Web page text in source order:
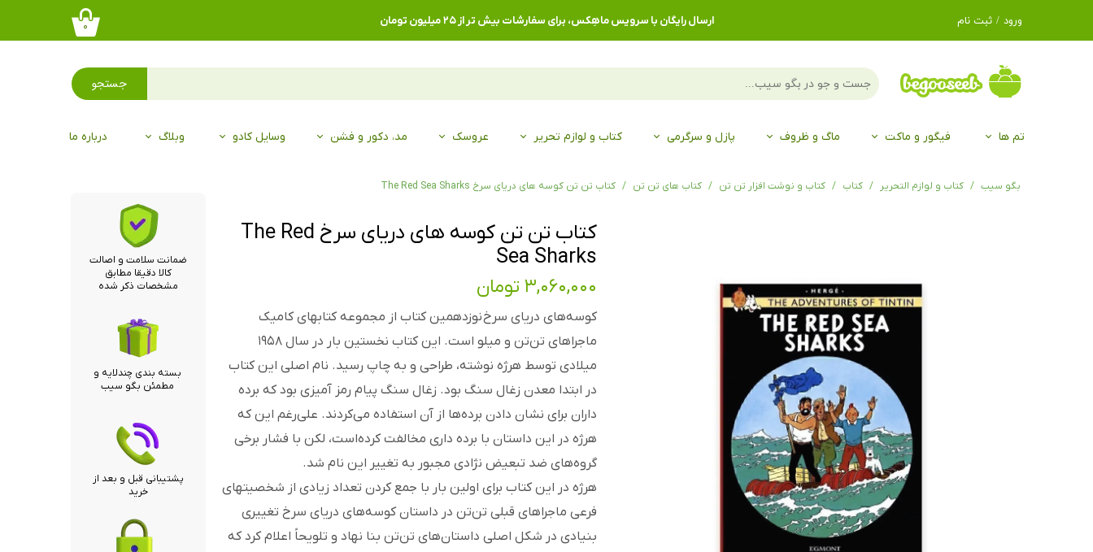
۰ ورود / ثبت نام
حساب کاربری من
تغییر گذر واژه
خروج از حساب
ارسال رایگان با سرویس ماهِکس، برای سفارشات بیش تر از ۲۵ میلیون تومان
جستجو
تم ها فیگور و ماکت ماگ و ظروف پازل و سرگرمی کتاب و لوازم تحریر عروسک مد، دکور و فشن وسایل کادو وبلاگ درباره ما
بگو سیب کتاب و لوازم التحریر کتاب کتاب و نوشت افزار تن تن کتاب های تن تن کتاب تن تن کوسه های دریای سرخ The Red Sea Sharks
کتاب تن تن کوسه های دریای سرخ The Red
Sea Sharks
۳,۰۶۰,۰۰۰ تومان
کوسه‌های دریای سرخ نوزدهمین کتاب از مجموعه کتابهای کامیک
ماجراهای تن‌تن و میلو است. این کتاب نخستین بار در سال ۱۹۵۸
میلادی توسط هرژه نوشته، طراحی و به چاپ رسید. نام اصلی این کتاب
در ابتدا معدن زغال سنگ بود. زغال سنگ پیام رمز آمیزی بود که برده
داران برای نشان دادن برده‌ها از آن استفاده می‌کردند. علی‌رغم این که
هرژه در این داستان با برده داری مخالفت کرده‌است، لکن با فشار برخی
گروه‌های ضد تبعیض نژادی مجبور به تغییر این نام شد.
هرژه در این کتاب برای اولین بار با جمع کردن تعداد زیادی از شخصیتهای
فرعی ماجراهای قبلی تن‌تن در داستان کوسه‌های دریای سرخ تغییری
بنیادی در شکل اصلی داستان‌های تن‌تن بنا نهاد و تلویحاً اعلام کرد که
ضمانت سلامت و اصالت
کالا دقیقا مطابق
مشخصات ذکر شده
بسته بندی چندلایه و
مطمئن بگو سیب
پشتیبانی قبل و بعد از
خرید